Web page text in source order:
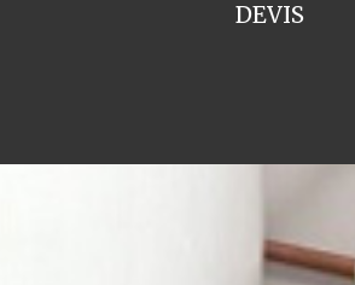
DEVIS